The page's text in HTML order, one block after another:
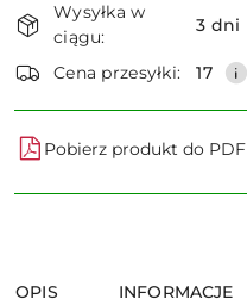
i
dostawa
Wysyłka w
ciągu:
3 dni
Cena przesyłki: 17
Pobierz produkt do PDF
OPIS
INFORMACJE